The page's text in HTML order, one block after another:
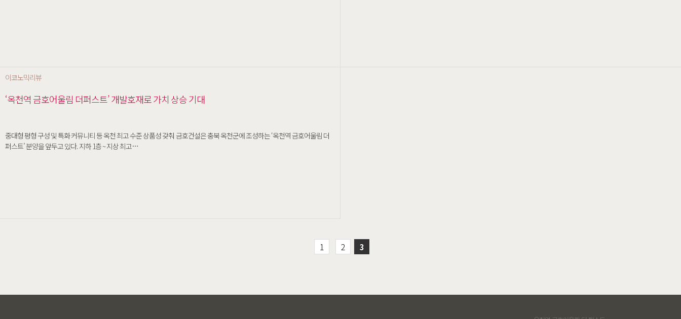
이코노믹리뷰
‘옥천역 금호어울림 더퍼스트’ 개발호재로 가치 상승 기대
중대형 평형 구성 및 특화 커뮤니티 등 옥천 최고 수준 상품성 갖춰 금호건설은 충북 옥천군에 조성하는 ‘옥천역 금호어울림 더
퍼스트’ 분양을 앞두고 있다. 지하 1층 ~ 지상 최고…
1 2 3